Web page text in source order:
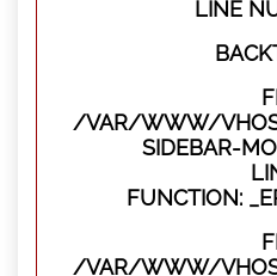
LINE
/VAR/WWW/
SIDEBAR-
FUNCTION:
/VAR/WWW/